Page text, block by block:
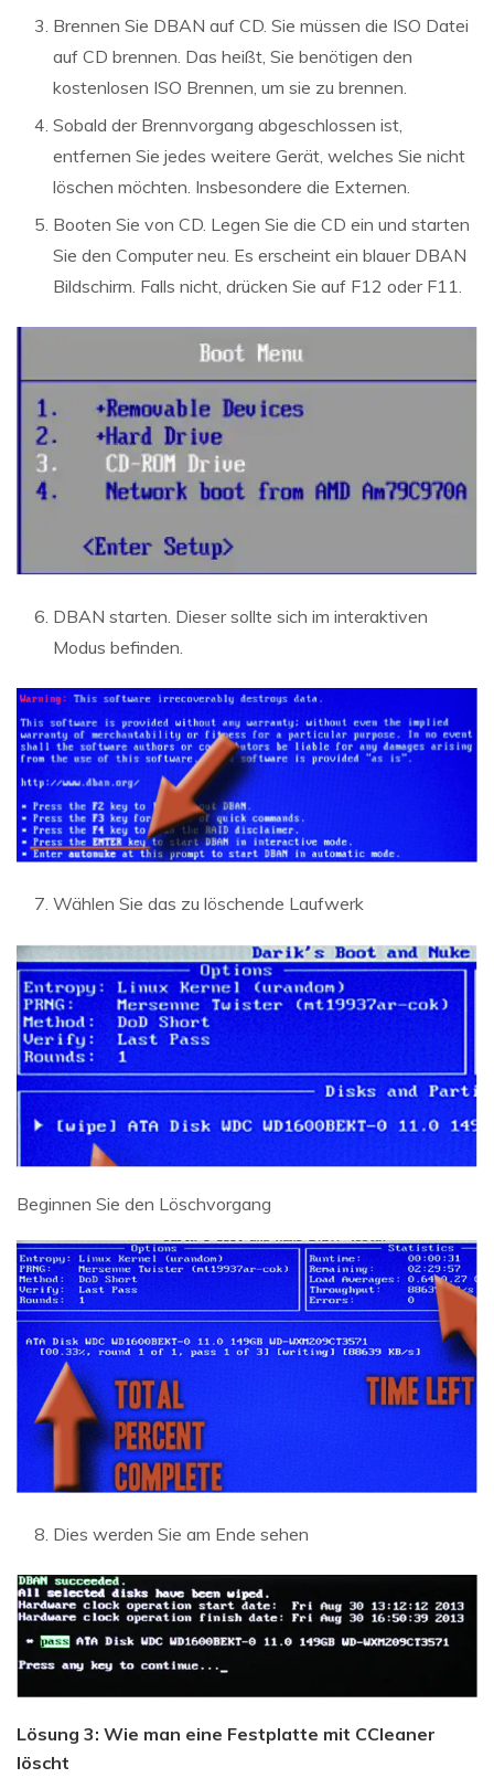
Brennen Sie DBAN auf CD. Sie müssen die ISO Datei
auf CD brennen. Das heißt, Sie benötigen den
kostenlosen ISO Brennen, um sie zu brennen.
Sobald der Brennvorgang abgeschlossen ist,
entfernen Sie jedes weitere Gerät, welches Sie nicht
löschen möchten. Insbesondere die Externen.
Booten Sie von CD. Legen Sie die CD ein und starten
Sie den Computer neu. Es erscheint ein blauer DBAN
Bildschirm. Falls nicht, drücken Sie auf F12 oder F11.
DBAN starten. Dieser sollte sich im interaktiven
Modus befinden.
Wählen Sie das zu löschende Laufwerk
Beginnen Sie den Löschvorgang
Dies werden Sie am Ende sehen
Lösung 3: Wie man eine Festplatte mit CCleaner
löscht